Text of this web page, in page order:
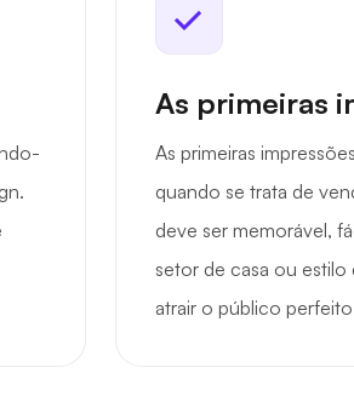
As primeiras
As primeiras
quando se trata de
deve ser memorável,
setor de casa ou estilo
atrair o público